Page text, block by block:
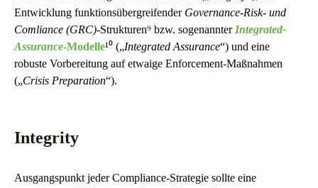
Entwicklung funktionsübergreifender Governance-Risk- und
Comliance (GRC)-Strukturen⁹ bzw. sogenannterIntegrated-
Assurance-Modelle¹⁰ („Integrated Assurance“) und eine
robuste Vorbereitung auf etwaige Enforcement-Maßnahmen
(„Crisis Preparation“).
Integrity
Ausgangspunkt jeder Compliance-Strategie sollte eine